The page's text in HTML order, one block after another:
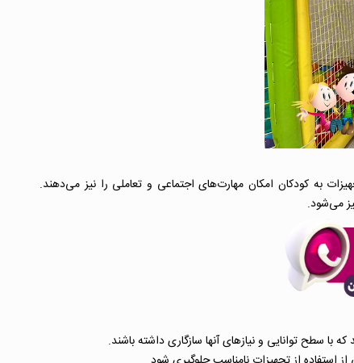
به کودکان امکان مهارت‌های اجتماعی و تعاملی را نیز می‌دهند.
می‌شود.
سطح توانایی و نیازهای آنها سازگاری داشته باشند.